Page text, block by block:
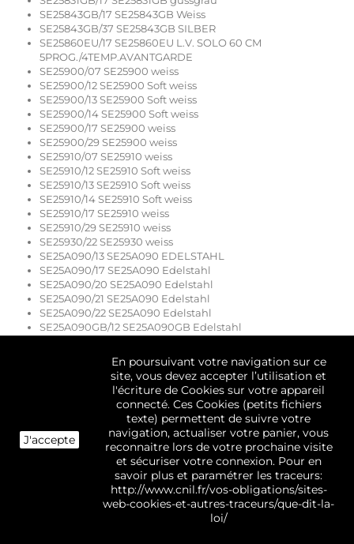
SE25843GB/17 SE25843GB Weiss
SE25843GB/37 SE25843GB SILBER
SE25860EU/17 SE25860EU L.V. SOLO 60 CM
5PROG./4TEMP.AVANTGARDE
SE25900/07 SE25900 weiss
SE25900/12 SE25900 Soft weiss
SE25900/13 SE25900 Soft weiss
SE25900/14 SE25900 Soft weiss
SE25900/17 SE25900 weiss
SE25900/29 SE25900 weiss
SE25910/07 SE25910 weiss
SE25910/12 SE25910 Soft weiss
SE25910/13 SE25910 Soft weiss
SE25910/14 SE25910 Soft weiss
SE25910/17 SE25910 weiss
SE25910/29 SE25910 weiss
SE25930/22 SE25930 weiss
SE25A090/13 SE25A090 EDELSTAHL
SE25A090/17 SE25A090 Edelstahl
SE25A090/20 SE25A090 Edelstahl
SE25A090/21 SE25A090 Edelstahl
SE25A090/22 SE25A090 Edelstahl
SE25A090GB/12 SE25A090GB Edelstahl
SE25A090GB/20 SE25A090GB Edelstahl
SE25A090GB/21 SE25A090GB Edelstahl
SE25A090GB/22 SE25A090GB Edelstahl
SE25A091/17 SE25A091 EDELSTAHL
SE25A091/20 SE25A091 EDELSTAHL
SE25A091/21 SE25A091 EDELSTAHL
SE25A091/22 SE25A091 EDELSTAHL
SE25A091/24 SE25A091 EDELSTAHL
SE25A091/25 SE25A091
SE25A091GB/17 SE25A091GB Edelstahl
SE25A091GB/22 SE25A091GB Edelstahl
SE25A091GB/24 SE25A091GB
J'accepte
En poursuivant votre navigation sur ce
site, vous devez accepter l’utilisation et
l'écriture de Cookies sur votre appareil
connecté. Ces Cookies (petits fichiers
texte) permettent de suivre votre
navigation, actualiser votre panier, vous
reconnaitre lors de votre prochaine visite
et sécuriser votre connexion. Pour en
savoir plus et paramétrer les traceurs:
http://www.cnil.fr/vos-obligations/sites-
web-cookies-et-autres-traceurs/que-dit-la-
loi/